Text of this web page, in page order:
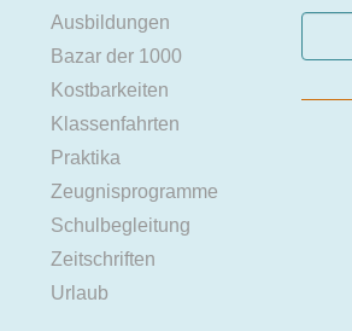
Ausbildungen
Bazar der 1000
Kostbarkeiten
Klassenfahrten
Praktika
Zeugnisprogramme
Schulbegleitung
Zeitschriften
Urlaub